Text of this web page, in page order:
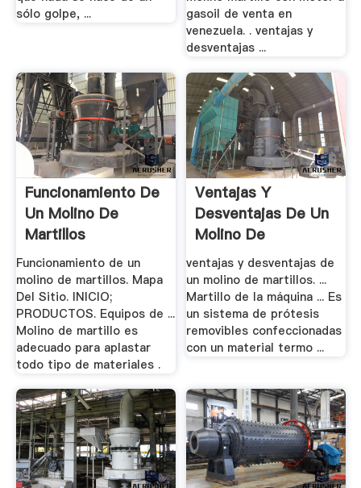
sólo golpe, ...
gasoil de venta en
venezuela. . ventajas y
desventajas ...
Funcionamiento De
Un Molino De
Martillos
Funcionamiento de un
molino de martillos. Mapa
Del Sitio. INICIO;
PRODUCTOS. Equipos de ...
Molino de martillo es
adecuado para aplastar
todo tipo de materiales .
Ventajas Y
Desventajas De Un
Molino De
Martillos- .
ventajas y desventajas de
un molino de martillos. ...
Martillo de la máquina ... Es
un sistema de prótesis
removibles confeccionadas
con un material termo ...